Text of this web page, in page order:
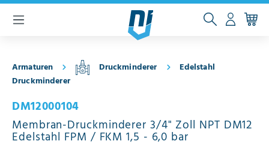
springen
Armaturen Druckminderer
Edelstahl
Druckminderer
DM12000104
Membran-Druckminderer 3/4" Zoll NPT DM12
Edelstahl FPM / FKM 1,5 - 6,0 bar